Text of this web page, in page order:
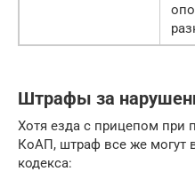
Штрафы за
Хотя езда с прицепом при
КоАП, штраф все же могут
кодекса: